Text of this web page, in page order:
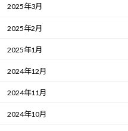
2025年3月
2025年2月
2025年1月
2024年12月
2024年11月
2024年10月